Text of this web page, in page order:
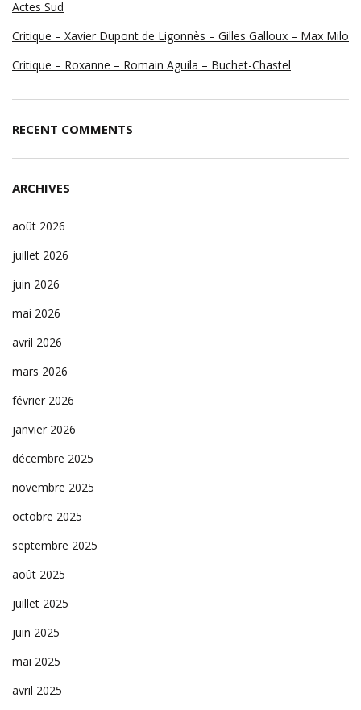
Actes Sud
Critique – Xavier Dupont de Ligonnès – Gilles Galloux – Max Milo
Critique – Roxanne – Romain Aguila – Buchet-Chastel
RECENT COMMENTS
ARCHIVES
août 2026
juillet 2026
juin 2026
mai 2026
avril 2026
mars 2026
février 2026
janvier 2026
décembre 2025
novembre 2025
octobre 2025
septembre 2025
août 2025
juillet 2025
juin 2025
mai 2025
avril 2025